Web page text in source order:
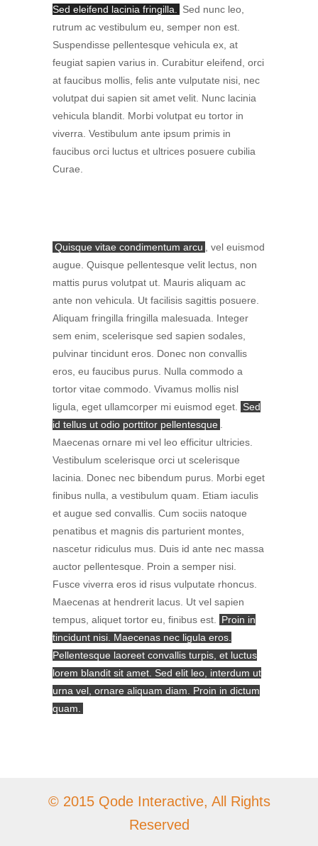
Sed eleifend lacinia fringilla.
Sed nunc leo,
rutrum ac vestibulum eu, semper non est.
Suspendisse pellentesque vehicula ex, at
feugiat sapien varius in. Curabitur eleifend, orci
at faucibus mollis, felis ante vulputate nisi, nec
volutpat dui sapien sit amet velit. Nunc lacinia
vehicula blandit. Morbi volutpat eu tortor in
viverra. Vestibulum ante ipsum primis in
faucibus orci luctus et ultrices posuere cubilia
Curae.
Quisque vitae condimentum arcu
, vel euismod
augue. Quisque pellentesque velit lectus, non
mattis purus volutpat ut. Mauris aliquam ac
ante non vehicula. Ut facilisis sagittis posuere.
Aliquam fringilla fringilla malesuada. Integer
sem enim, scelerisque sed sapien sodales,
pulvinar tincidunt eros. Donec non convallis
eros, eu faucibus purus. Nulla commodo a
tortor vitae commodo. Vivamus mollis nisl
ligula, eget ullamcorper mi euismod eget.
Sed
id tellus ut odio porttitor pellentesque
Maecenas ornare mi vel leo efficitur ultricies.
Vestibulum scelerisque orci ut scelerisque
lacinia. Donec nec bibendum purus. Morbi eget
finibus nulla, a vestibulum quam. Etiam iaculis
et augue sed convallis. Cum sociis natoque
penatibus et magnis dis parturient montes,
nascetur ridiculus mus. Duis id ante nec massa
auctor pellentesque. Proin a semper nisi.
Fusce viverra eros id risus vulputate rhoncus.
Maecenas at hendrerit lacus. Ut vel sapien
tempus, aliquet tortor eu, finibus est.
Proin in
tincidunt nisi. Maecenas nec ligula eros.
Pellentesque laoreet convallis turpis, et luctus
lorem blandit sit amet. Sed elit leo, interdum ut
urna vel, ornare aliquam diam. Proin in dictum
quam.
© 2015 Qode Interactive, All Rights
Reserved